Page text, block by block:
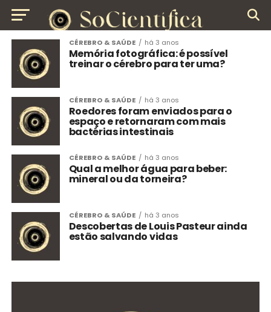
CÉREBRO & SAÚDE há 3 anos
Memória fotográfica: é possível
treinar o cérebro para ter uma?
CÉREBRO & SAÚDE há 3 anos
Roedores foram enviados para o
espaço e retornaram com mais
bactérias intestinais
CÉREBRO & SAÚDE há 3 anos
Qual a melhor água para beber:
mineral ou da torneira?
CÉREBRO & SAÚDE há 3 anos
Descobertas de Louis Pasteur ainda
estão salvando vidas